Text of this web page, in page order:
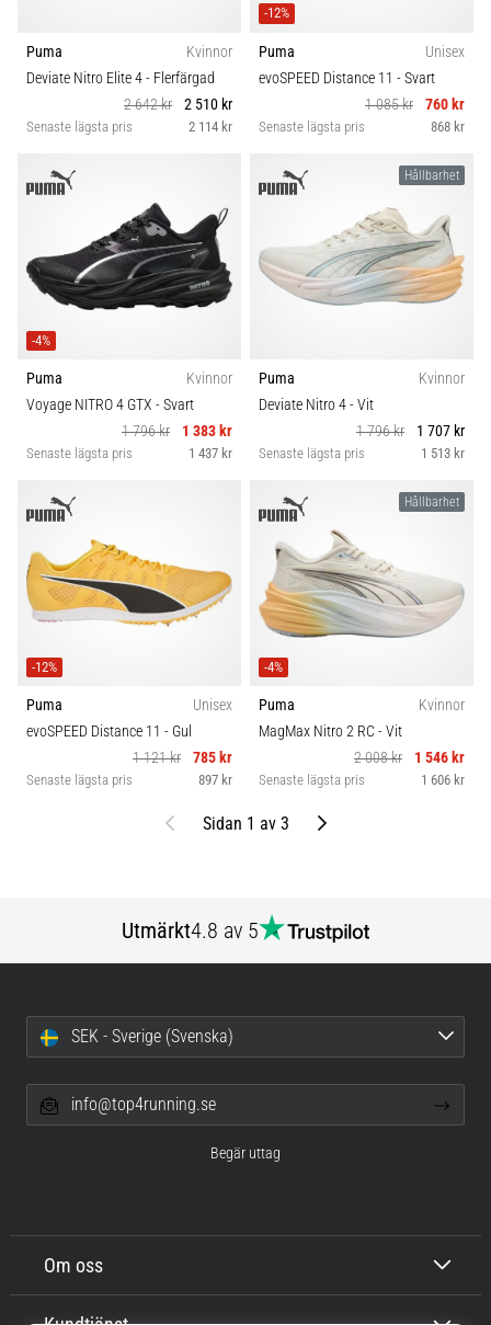
Puma
Kvinnor
Deviate Nitro Elite 4- Flerfärgad
2 642 kr
2 510 kr
Senaste lägsta pris 2 114 kr
-12%
Puma
Unisex
evoSPEED Distance 11 - Svart
1 085 kr
760 kr
Senaste lägsta pris 868 kr
-4%
Puma
Kvinnor
Voyage NITRO 4 GTX - Svart
1 796 kr
1 383 kr
Senaste lägsta pris 1 437 kr
Hållbarhet
Puma
Kvinnor
Deviate Nitro 4- Vit
1 796 kr
1 707 kr
Senaste lägsta pris 1 513 kr
-12%
Puma
Unisex
evoSPEED Distance 11 - Gul
1 121 kr
785 kr
Senaste lägsta pris 897 kr
Hållbarhet
-4%
Puma
Kvinnor
MagMax Nitro 2 RC - Vit
2 008 kr
1 546 kr
Senaste lägsta pris 1 606 kr
Föregående
Sidan 1 av 3 Nästa
Utmärkt4.8 av 5
Om oss
SEK - Sverige (Svenska)
info@top4running.se
Begär uttag